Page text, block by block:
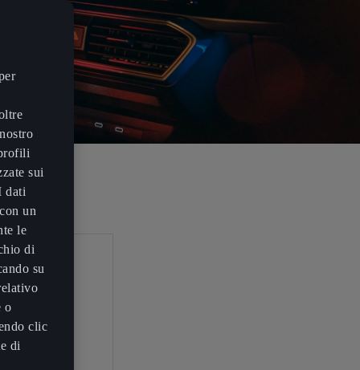
volti a
svariati
sui
dati
un
le
di
su
o
clic
di